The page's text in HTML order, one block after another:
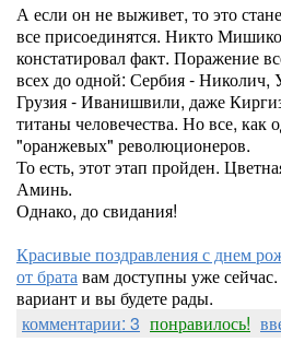
А если он не выживет, то это
все присоединятся. Никто
констатировал факт. Поражение
всех до одной: Сербия - Николич,
Грузия - Иванишвили, даже
титаны человечества. Но все, как
"оранжевых" революционеров.
То есть, этот этап пройден.
Аминь.
Однако, до свидания!
Красивые поздравления с днем
от братавам доступны уже
вариант и вы будете рады.
комментарии: 3 понравилось!